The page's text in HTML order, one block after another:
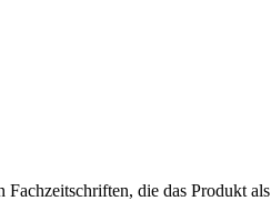
Fachzeitschriften, die das Produkt als